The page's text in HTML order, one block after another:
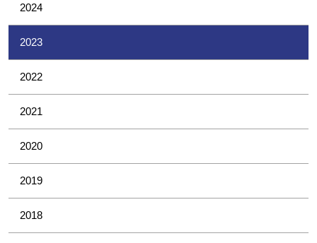
2024
2023
2022
2021
2020
2019
2018